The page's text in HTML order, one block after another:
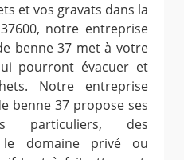
et vos gravats dans la
notre entreprise
benne 37 met à votre
pourront évacuer et
Notre entreprise
benne 37 propose ses
particuliers, des
le domaine privé ou